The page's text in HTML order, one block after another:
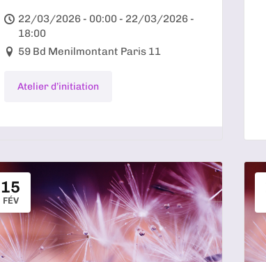
22/03/2026 - 00:00 - 22/03/2026 -
18:00
59 Bd Menilmontant Paris 11
Atelier d’initiation
15
FÉV